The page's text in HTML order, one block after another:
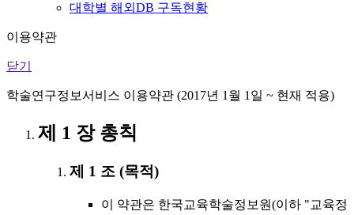
대학별 해외DB 구독현황
이용약관
닫기
학술연구정보서비스 이용약관 (2017년 1월 1일 ~ 현재 적용)
제 1 장 총칙
제 1 조 (목적)
이 약관은 한국교육학술정보원(이하 "교육정